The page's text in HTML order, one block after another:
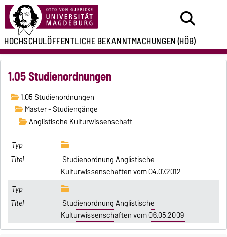
HOCHSCHULÖFFENTLICHEBEKANNTMACHUNGEN(HÖB)
1.05 Studienordnungen
1.05 Studienordnungen
Master - Studiengänge
Anglistische Kulturwissenschaft
Studienordnung Anglistische
Kulturwissenschaften vom 04.07.2012
Studienordnung Anglistische
Kulturwissenschaften vom 06.05.2009